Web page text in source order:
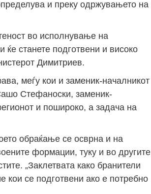
и преку одржувањето на
во исполнување на
ќе станете подготвени и високо
Димитриев.
меѓу кои и заменик-началникот
Стефаноски, заменик-
и пошироко, а задача на
обраќање се осврна и на
формации, туку и во другите
„Заклетвата како бранители
кои се подготвени ако е потребно